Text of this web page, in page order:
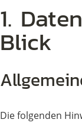
1.
Blick
Die folgenden